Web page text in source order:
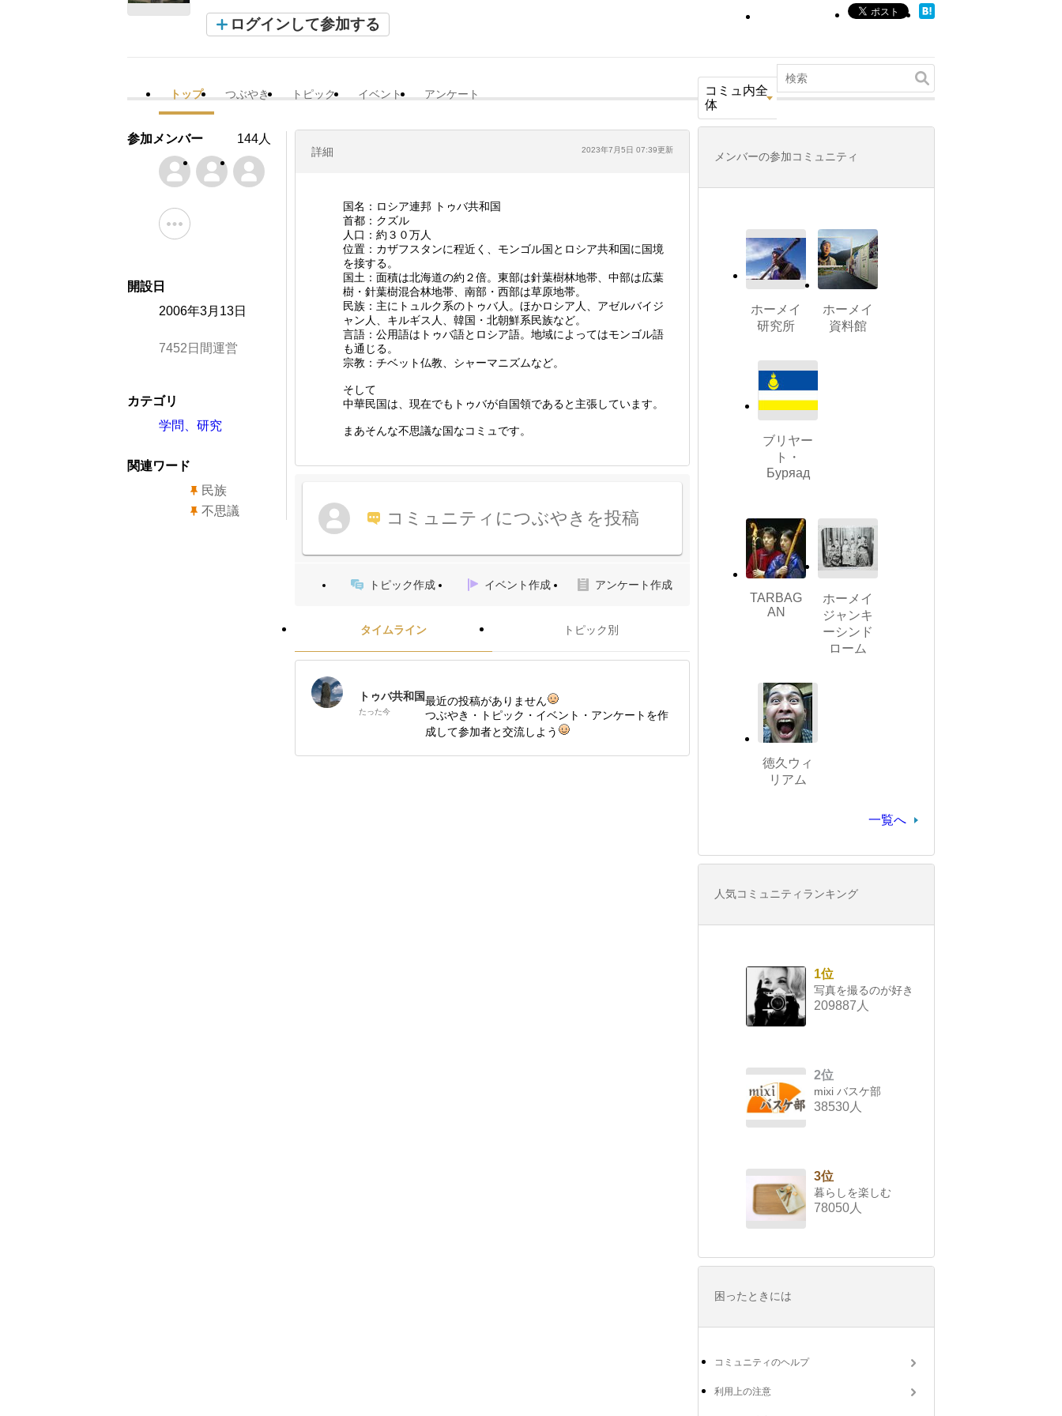
ログインして参加する
トップ つぶやき トピック イベント アンケート
コミュ内全
体
詳細 2023年7月5日 07:39更新
国名：ロシア連邦 トゥバ共和国
首都：クズル
人口：約３０万人
位置：カザフスタンに程近く、モンゴル国とロシア共和国に国境
を接する。
国土：面積は北海道の約２倍。東部は針葉樹林地帯、中部は広葉
樹・針葉樹混合林地帯、南部・西部は草原地帯。
民族：主にトュルク系のトゥバ人。ほかロシア人、アゼルバイジ
ャン人、キルギス人、韓国・北朝鮮系民族など。
言語：公用語はトゥバ語とロシア語。地域によってはモンゴル語
も通じる。
宗教：チベット仏教、シャーマニズムなど。
そして
中華民国は、現在でもトゥバが自国領であると主張しています。
まあそんな不思議な国なコミュです。
コミュニティにつぶやきを投稿
トピック作成 イベント作成 アンケート作成
タイムライン トピック別
トゥバ共和国
たった今
最近の投稿がありません
つぶやき・トピック・イベント・アンケートを作
成して参加者と交流しよう
参加メンバー 144人
開設日
2006年3月13日
7452日間運営
カテゴリ
学問、研究
関連ワード
民族
不思議
メンバーの参加コミュニティ
ホーメイ
研究所
ホーメイ
資料館
ブリヤー
ト・
Буряад
TARBAG
AN
ホーメイ
ジャンキ
ーシンド
ローム
徳久ウィ
リアム
一覧へ
人気コミュニティランキング
1位
写真を撮るのが好き
209887人
2位
mixi バスケ部
38530人
3位
暮らしを楽しむ
78050人
困ったときには
コミュニティのヘルプ
利用上の注意